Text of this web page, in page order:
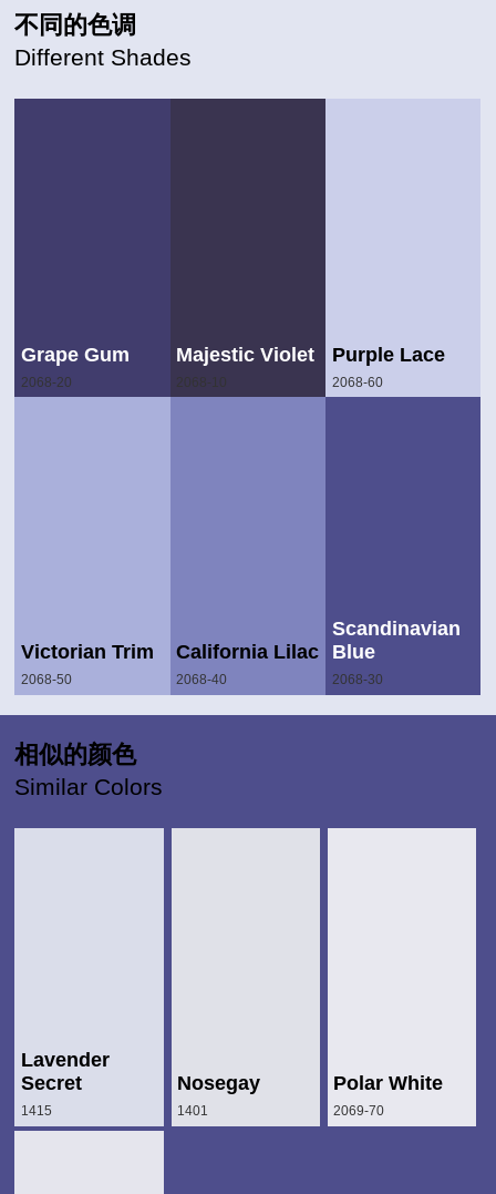
不同的色调
Different Shades
Grape Gum
2068-20
Majestic Violet
2068-10
Purple Lace
2068-60
Victorian Trim
2068-50
California Lilac
2068-40
Scandinavian
Blue
2068-30
相似的颜色
Similar Colors
Lavender
Secret
1415
Nosegay
1401
Polar White
2069-70